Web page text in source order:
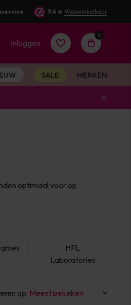
9,4 @ Webwinkelkeur
Inloggen
0
SALE MERKEN
optimaal voor op
HFL
Laboratories
op: